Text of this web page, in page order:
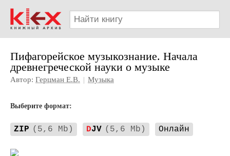
Пифагорейское музыкознание. Начала
древнегреческой науки о музыке
Автор: Герцман Е.В. | Музыка
Выберите формат:
ZIP (5,6 Mb) DJV (5,6 Mb) Онлайн